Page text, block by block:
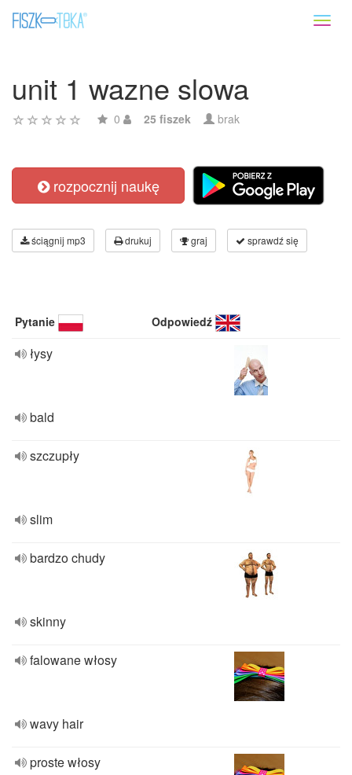
unit 1 wazne slowa
0 25 fiszek brak
rozpocznij naukę
ściągnij mp3 drukuj graj sprawdź się
Pytanie Odpowiedź
łysy
bald
szczupły
slim
bardzo chudy
skinny
falowane włosy
wavy hair
proste włosy